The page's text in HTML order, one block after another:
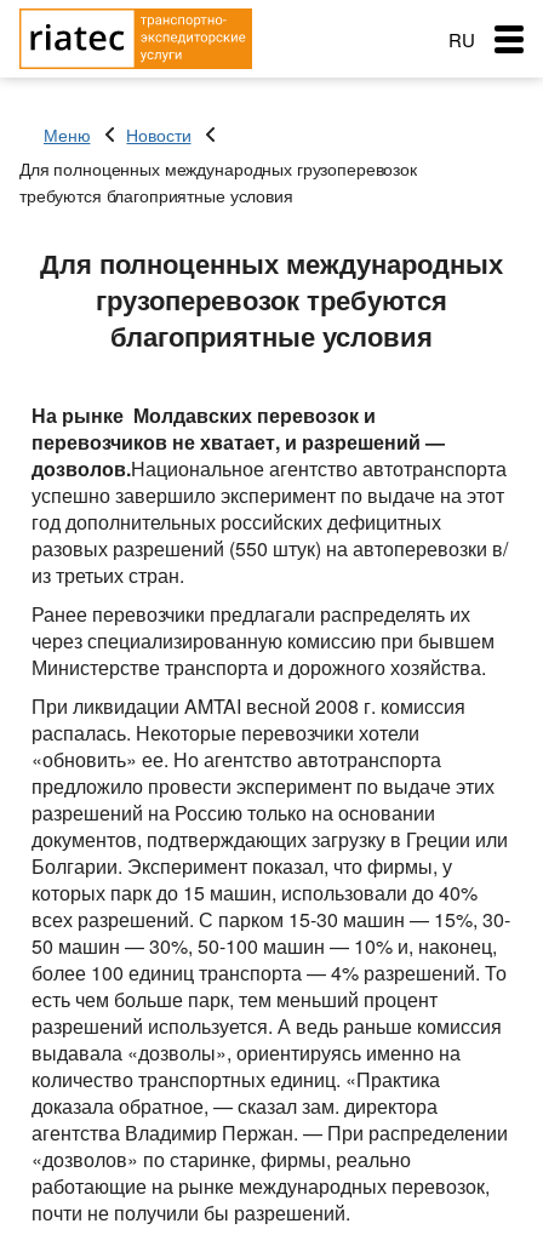
Меню
Услуги перевозок
Основные типы транспорта
Тентованный, полуприцеп
Рефрижератор
Автопоезд c Прицепом 120 куб.
Мегатрейлер. Объём 105 куб.
Юмбо, объём 100 куб.метра
Автовоз, перевозки Автомобилей
Для Негабаритных грузов
Цельномет. Изотерма
Типы перевозок
Автомобильные грузоперевозки
Перевозки сборных грузов
Перевозки опасных грузов
Контейнеровоз 20фут, 40фут
Для Опасного груза ADR
Для Сборного груза от 200кг
Грузовые авиа перевозки
Зерновозы, перевозка зерна
Автоперевозки спецтехники
Морские перевозки
Морские грузоперевозки
Перевозки и доставка контейнеров
Стоимость морских перевозок
Перевозки морем по странам
Перевозим грузы по морю
Ж.Д. грузоперевозки
Международные ж.д грузоперевозки
Направления Ж.Д. перевозок
Ж.Д. вагоны, галерея
Доставка сборных грузов
Посылки и мелкие грузы
Стоимость перевозки посылок
Доставка посылки из и в Европу
Доставка посылки Страны СНГ
Посылки из Азии, и USA
Транспорт для доставки посылок
Биржа: Транспорт и грузы
Добавить груз
Все типы грузов
Авто грузы
Грузы для морских перевозок.
Грузы для Ж.Д. перевозок
Грузы для авиа перевозок
Добавить транспорт
Все типы транспорта
Авто транспорт
Ж.Д. транспорт
Морской транспорт
Авиа транспорт
RU
Меню
Новости
Для полноценных международных грузоперевозок
требуются благоприятные условия
Для полноценных международных
грузоперевозок требуются
благоприятные условия
На рынке Молдавских перевозок и
перевозчиков не хватает, и разрешений —
дозволов.Национальное агентство автотранспорта
успешно завершило эксперимент по выдаче на этот
год дополнительных российских дефицитных
разовых разрешений (550 штук) на автоперевозки в/
из третьих стран.
Ранее перевозчики предлагали распределять их
через специализированную комиссию при бывшем
Министерстве транспорта и дорожного хозяйства.
При ликвидации AMTAI весной 2008 г. комиссия
распалась. Некоторые перевозчики хотели
«обновить» ее. Но агентство автотранспорта
предложило провести эксперимент по выдаче этих
разрешений на Россию только на основании
документов, подтверждающих загрузку в Греции или
Болгарии. Эксперимент показал, что фирмы, у
которых парк до 15 машин, использовали до 40%
всех разрешений. С парком 15-30 машин — 15%, 30-
50 машин — 30%, 50-100 машин — 10% и, наконец,
более 100 единиц транспорта — 4% разрешений. То
есть чем больше парк, тем меньший процент
разрешений используется. А ведь раньше комиссия
выдавала «дозволы», ориентируясь именно на
количество транспортных единиц. «Практика
доказала обратное, — сказал зам. директора
агентства Владимир Пержан. — При распределении
«дозволов» по старинке, фирмы, реально
работающие на рынке международных перевозок,
почти не получили бы разрешений.
Страна загрузки
Страна выгрузки
Город выгрузки
Наименование груза
Вес груза (т)
Объем груза
Контактное лицо
Контактный телефон
E-mail
Отправляя заявку, вы соглашаетесь на обработку
персональных данных.
Страна загрузки
Страна выгрузки
Город выгрузки
Тип транспорта
Объем груза
Компания
Контактный телефон
E-mail
Отправляя заявку, вы соглашаетесь на обработку
персональных данных.